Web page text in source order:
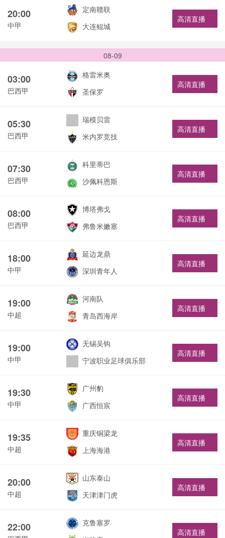
20:00
中甲
定南赣联
大连鲲城
高清直播
08-09
03:00
巴西甲
格雷米奥
圣保罗
高清直播
05:30
巴西甲
瑞模贝雷
米内罗竞技
高清直播
07:30
巴西甲
科里蒂巴
沙佩科恩斯
高清直播
08:00
巴西甲
博塔弗戈
弗鲁米嫩塞
高清直播
18:00
中甲
延边龙鼎
深圳青年人
高清直播
19:00
中超
河南队
青岛西海岸
高清直播
19:00
中甲
无锡吴钩
宁波职业足球俱乐部
高清直播
19:30
中甲
广州豹
广西恒宸
高清直播
19:35
中超
重庆铜梁龙
上海海港
高清直播
20:00
中超
山东泰山
天津津门虎
高清直播
22:00
克鲁塞罗
高清直播